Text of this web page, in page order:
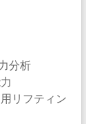
分析
リフティン